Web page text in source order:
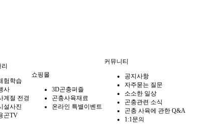
험학습
사
계절 전경
설사진
곤TV
쇼핑몰
3D곤충퍼즐
곤충사육재료
온라인 특별이벤트
커뮤니티
공지사항
자주묻는 질문
소소한 일상
곤충관련 소식
곤충 사육에 관한 Q&A
1:1문의